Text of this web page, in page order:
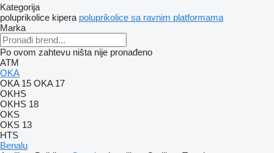
Kategorija
poluprikolice kipera poluprikolice sa ravnim platformama
Marka
Po ovom zahtevu ništa nije pronađeno
ATM
OKA
OKA 15 OKA 17
OKHS
OKHS 18
OKS
OKS 13
HTS
Benalu